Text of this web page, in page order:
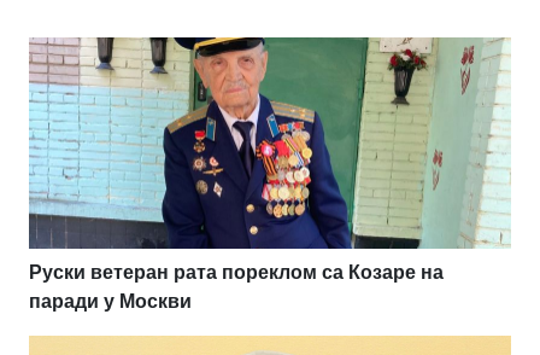
Руски ветеран рата пореклом са Козаре на
паради у Москви